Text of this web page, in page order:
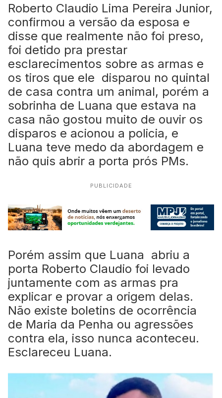
Roberto Claudio Lima Pereira Junior,
confirmou a versão da esposa e
disse que realmente não foi preso,
foi detido pra prestar
esclarecimentos sobre as armas e
os tiros que ele disparou no quintal
de casa contra um animal, porém a
sobrinha de Luana que estava na
casa não gostou muito de ouvir os
disparos e acionou a policia, e
Luana teve medo da abordagem e
não quis abrir a porta prós PMs.
PUBLICIDADE
Porém assim que Luana abriu a
porta Roberto Claudio foi levado
juntamente com as armas pra
explicar e provar a origem delas.
Não existe boletins de ocorrência
de Maria da Penha ou agressões
contra ela, isso nunca aconteceu.
Esclareceu Luana.